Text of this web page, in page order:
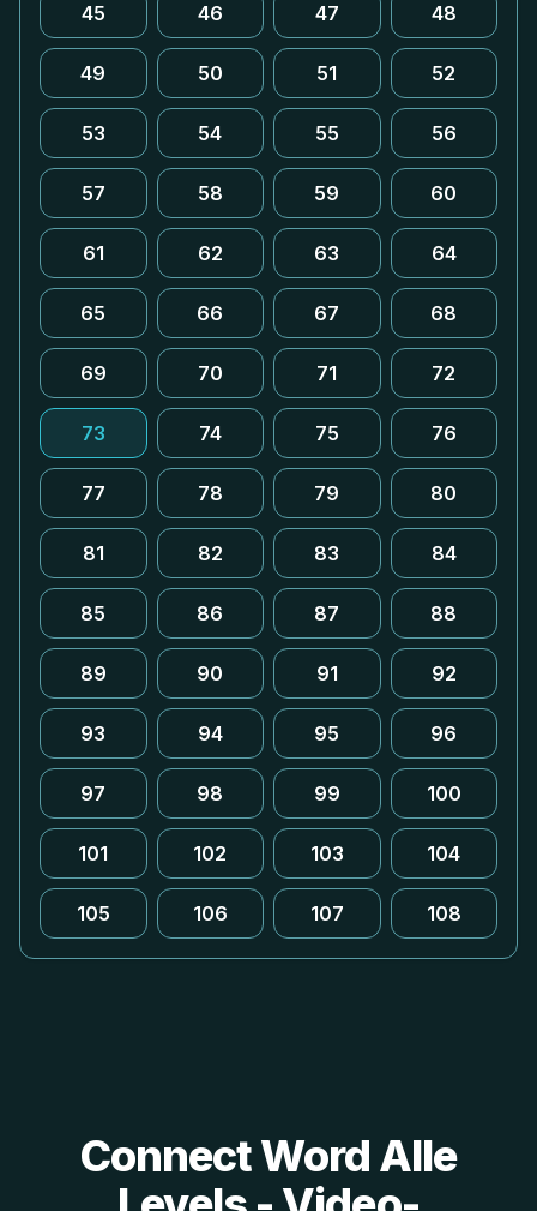
45 46 47 48
49 50 51 52
53 54 55 56
57 58 59 60
61 62 63 64
65 66 67 68
69 70 71 72
73 74 75 76
77 78 79 80
81 82 83 84
85 86 87 88
89 90 91 92
93 94 95 96
97 98 99 100
101 102 103 104
105 106 107 108
Connect Word Alle